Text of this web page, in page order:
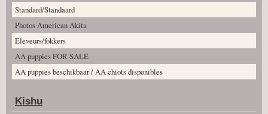
Standard/Standaard
Photos American Akita
Eleveurs/fokkers
AA puppies FOR SALE
AA puppies beschikbaar / AA chiots disponibles
Kishu